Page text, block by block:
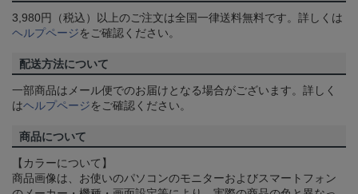
3,980円（税込）以上のご注文は全国一律送料無料です。詳しくは
ヘルプページをご確認ください。
配送方法について
一部商品はメール便でのお届けとなる場合がございます。詳しく
はヘルプページをご確認ください。
商品について
【カラーについて】
商品画像は、お使いのパソコンのモニターおよびスマートフォン